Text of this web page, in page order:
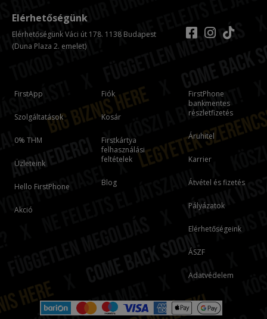
FirstApp
Szolgáltatások
0% THM
Üzleteink
Hello FirstPhone
Akció
Fiók
Kosár
Firstkártya
felhasználási
feltételek
Blog
FirstPhone
bankmentes
részletfizetés
Áruhitel
Karrier
Átvétel és fizetés
Pályázatok
Elérhetőségeink
ÁSZF
Adatvédelem
Elérhetőségünk
Elérhetőségünk Váci út 178. 1138 Budapest
(Duna Plaza 2. emelet)